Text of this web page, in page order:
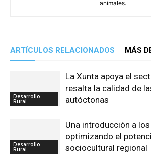
animales.
ARTÍCULOS RELACIONADOS MÁS
Desarrollo
Rural
La Xunta apoya el
resalta la calidad de
autóctonas
Desarrollo
Rural
Una introducción a
optimizando el
sociocultural regional